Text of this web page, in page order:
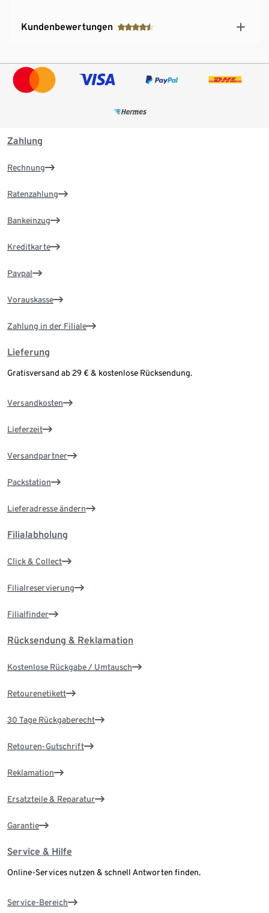
Kundenbewertungen
Zahlung
Rechnung
Ratenzahlung
Bankeinzug
Kreditkarte
Paypal
Vorauskasse
Zahlung in der Filiale
Lieferung
Gratisversand ab 29 € & kostenlose Rücksendung.
Versandkosten
Lieferzeit
Versandpartner
Packstation
Lieferadresse ändern
Filialabholung
Click & Collect
Filialreservierung
Filialfinder
Rücksendung & Reklamation
Kostenlose Rückgabe / Umtausch
Retourenetikett
30 Tage Rückgaberecht
Retouren-Gutschrift
Reklamation
Ersatzteile & Reparatur
Garantie
Service & Hilfe
Online-Services nutzen & schnell Antworten finden.
Service-Bereich